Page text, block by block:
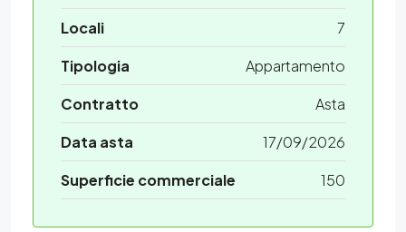
Locali
7
Tipologia
Appartamento
Contratto
Asta
Data asta
17/09/2026
Superficie commerciale
150